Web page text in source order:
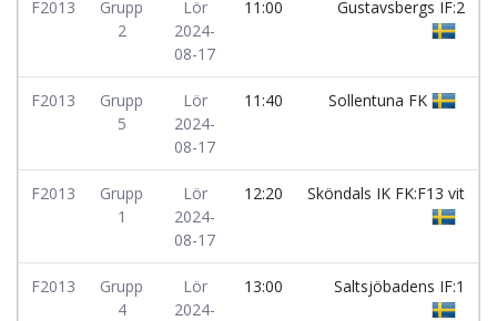
F2013
Grupp
2
Lör
2024-
08-17
11:00 Gustavsbergs IF:2
F2013
Grupp
5
Lör
2024-
08-17
11:40 Sollentuna FK
F2013
Grupp
1
Lör
2024-
08-17
12:20 Sköndals IK FK:F13 vit
F2013
Grupp
4
Lör
2024-
13:00 Saltsjöbadens IF:1